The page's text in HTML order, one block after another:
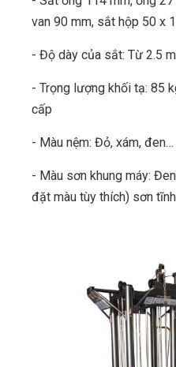
van 90 mm, sắt hộp 50 x
- Độ dày của sắt: Từ 2.5
- Trọng lượng khối tạ: 85
cấp
- Màu nệm: Đỏ, xám,
- Màu sơn khung máy:
đặt màu tùy thích) sơn